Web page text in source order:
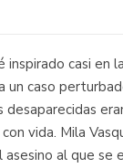
casi en
un caso
desaparecidas
vida. Mila
asesino al que